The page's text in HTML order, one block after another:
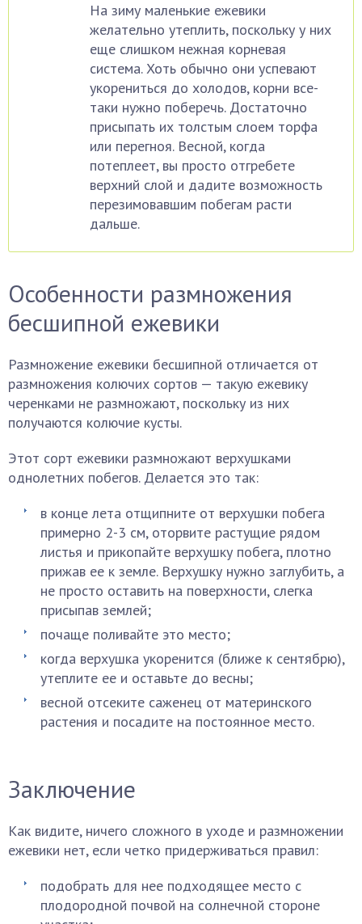
На зиму маленькие ежевики
желательно утеплить, поскольку у них
еще слишком нежная корневая
система. Хоть обычно они успевают
укорениться до холодов, корни все-
таки нужно поберечь. Достаточно
присыпать их толстым слоем торфа
или перегноя. Весной, когда
потеплеет, вы просто отгребете
верхний слой и дадите возможность
перезимовавшим побегам расти
дальше.
Особенности размножения
бесшипной ежевики
Размножение ежевики бесшипной отличается от
размножения колючих сортов — такую ежевику
черенками не размножают, поскольку из них
получаются колючие кусты.
Этот сорт ежевики размножают верхушками
однолетних побегов. Делается это так:
в конце лета отщипните от верхушки побега
примерно 2-3 см, оторвите растущие рядом
листья и прикопайте верхушку побега, плотно
прижав ее к земле. Верхушку нужно заглубить, а
не просто оставить на поверхности, слегка
присыпав землей;
почаще поливайте это место;
когда верхушка укоренится (ближе к сентябрю),
утеплите ее и оставьте до весны;
весной отсеките саженец от материнского
растения и посадите на постоянное место.
Заключение
Как видите, ничего сложного в уходе и размножении
ежевики нет, если четко придерживаться правил:
подобрать для нее подходящее место с
плодородной почвой на солнечной стороне